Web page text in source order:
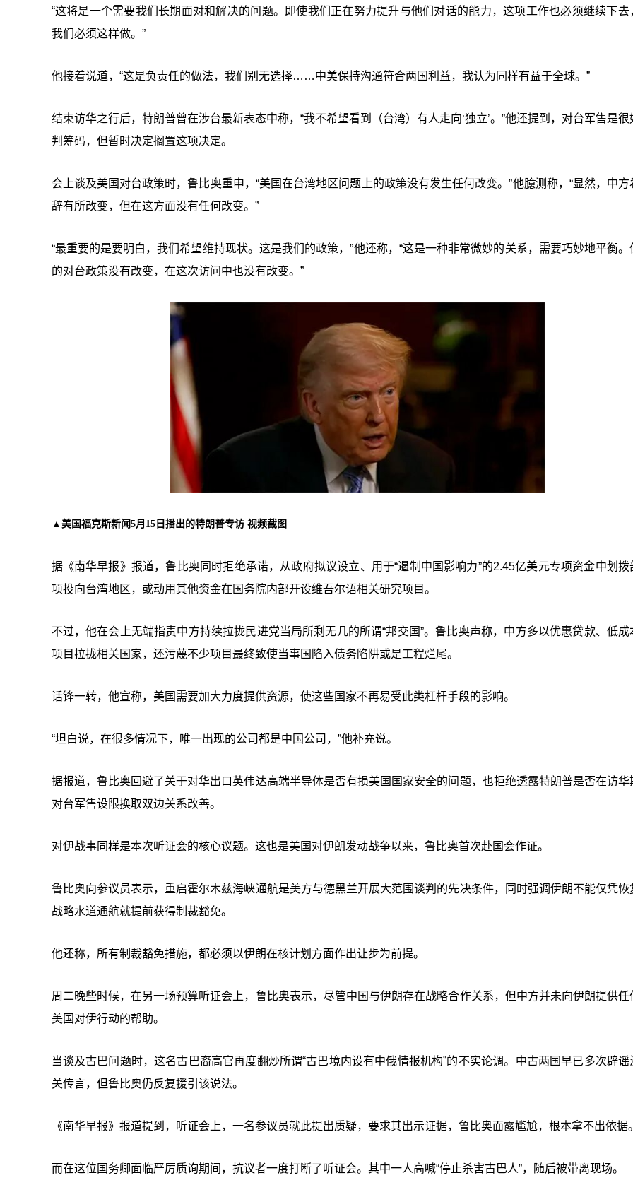
“这将是一个需要我们长期面对和解决的问题。即使我们正在努力提升与他们对话的能力，这项工作也必须继续下去
我们必须这样做。”
他接着说道，“这是负责任的做法，我们别无选择……中美保持沟通符合两国利益，我认为同样有益于全球。”
结束访华之行后，特朗普曾在涉台最新表态中称，“我不希望看到（台湾）有人走向‘独立’。”他还提到，对台军售是
判筹码，但暂时决定搁置这项决定。
会上谈及美国对台政策时，鲁比奥重申，“美国在台湾地区问题上的政策没有发生任何改变。”他臆测称，“显然，中方
辞有所改变，但在这方面没有任何改变。”
“最重要的是要明白，我们希望维持现状。这是我们的政策，”他还称，“这是一种非常微妙的关系，需要巧妙地平衡。
的对台政策没有改变，在这次访问中也没有改变。”
▲美国福克斯新闻5月15日播出的特朗普专访 视频截图
据《南华早报》报道，鲁比奥同时拒绝承诺，从政府拟议设立、用于“遏制中国影响力”的2.45亿美元专项资金中划拨
项投向台湾地区，或动用其他资金在国务院内部开设维吾尔语相关研究项目。
不过，他在会上无端指责中方持续拉拢民进党当局所剩无几的所谓“邦交国”。鲁比奥声称，中方多以优惠贷款、低成
项目拉拢相关国家，还污蔑不少项目最终致使当事国陷入债务陷阱或是工程烂尾。
话锋一转，他宣称，美国需要加大力度提供资源，使这些国家不再易受此类杠杆手段的影响。
“坦白说，在很多情况下，唯一出现的公司都是中国公司，”他补充说。
据报道，鲁比奥回避了关于对华出口英伟达高端半导体是否有损美国国家安全的问题，也拒绝透露特朗普是否在访华
对台军售设限换取双边关系改善。
对伊战事同样是本次听证会的核心议题。这也是美国对伊朗发动战争以来，鲁比奥首次赴国会作证。
鲁比奥向参议员表示，重启霍尔木兹海峡通航是美方与德黑兰开展大范围谈判的先决条件，同时强调伊朗不能仅凭恢
战略水道通航就提前获得制裁豁免。
他还称，所有制裁豁免措施，都必须以伊朗在核计划方面作出让步为前提。
周二晚些时候，在另一场预算听证会上，鲁比奥表示，尽管中国与伊朗存在战略合作关系，但中方并未向伊朗提供任
美国对伊行动的帮助。
当谈及古巴问题时，这名古巴裔高官再度翻炒所谓“古巴境内设有中俄情报机构”的不实论调。中古两国早已多次辟谣
关传言，但鲁比奥仍反复援引该说法。
《南华早报》报道提到，听证会上，一名参议员就此提出质疑，要求其出示证据，鲁比奥面露尴尬，根本拿不出依据
而在这位国务卿面临严厉质询期间，抗议者一度打断了听证会。其中一人高喊“停止杀害古巴人”，随后被带离现场。